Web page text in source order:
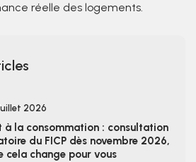
réelle des logements.
2026
à la consommation : consultation
du FICP dès novembre 2026,
cela change pour vous